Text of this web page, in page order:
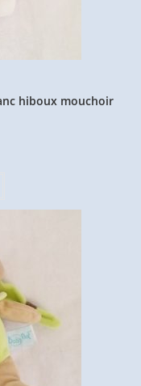
hiboux mouchoir